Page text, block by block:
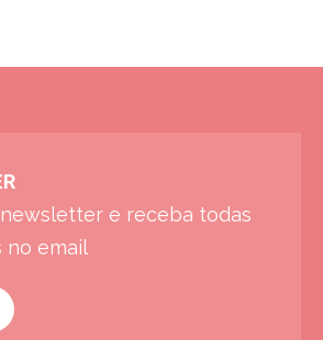
e receba todas
no email